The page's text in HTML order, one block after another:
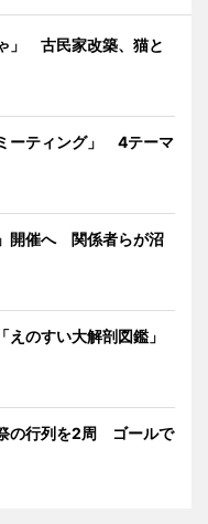
」 古民家改築、猫と
ーティング」 4テーマ
開催へ 関係者らが沼
のすい大解剖図鑑」
の行列を2周 ゴールで